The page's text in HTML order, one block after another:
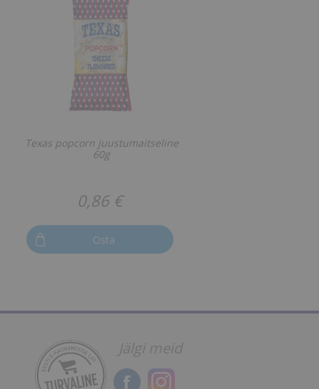
Texas popcorn juustumaitseline
60g
0,86 €
Osta
Jälgi meid